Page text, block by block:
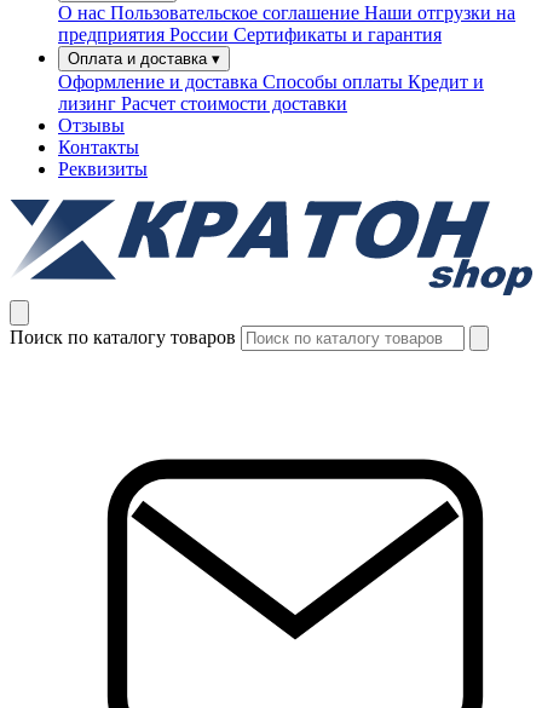
О нас Пользовательское соглашение Наши отгрузки на
предприятия России Сертификаты и гарантия
Оплата и доставка ▾
Оформление и доставка Способы оплаты Кредит и
лизинг Расчет стоимости доставки
Отзывы
Контакты
Реквизиты
Поиск по каталогу товаров